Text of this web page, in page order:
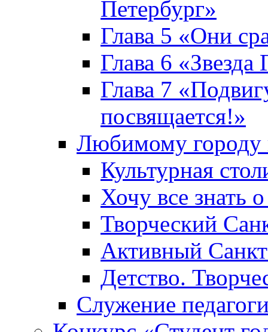
Петербург»
Глава 5 «Они
Глава 6 «Звезда
Глава 7
посвящается!»
Любимому городу
Культурная
Хочу все знать
Творческий
Активный
Детство.
Служение